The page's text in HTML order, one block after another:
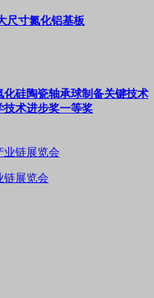
尺寸氮化铝基板
硅陶瓷轴承球制备关键技术
技术进步奖一等奖
链展览会